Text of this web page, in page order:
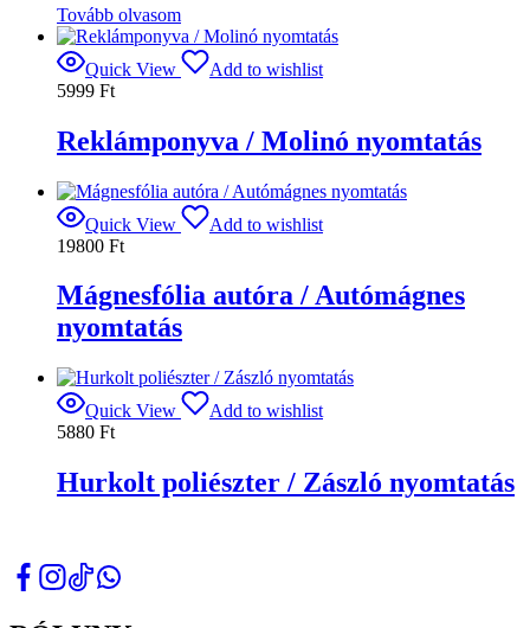
Tovább olvasom
Quick View
Add to wishlist
5999 Ft
Reklámponyva / Molinó nyomtatás
Quick View
Add to wishlist
19800 Ft
Mágnesfólia autóra / Autómágnes
nyomtatás
Quick View
Add to wishlist
5880 Ft
Hurkolt poliészter / Zászló nyomtatás